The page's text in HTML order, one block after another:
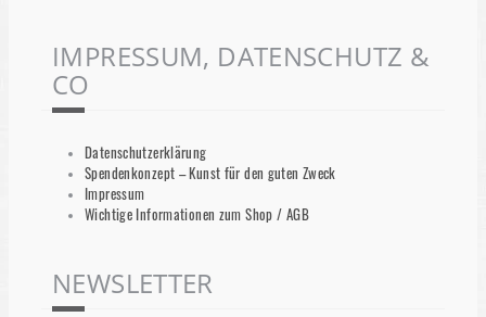
IMPRESSUM, DATENSCHUTZ &
CO
Datenschutzerklärung
Spendenkonzept – Kunst für den guten Zweck
Impressum
Wichtige Informationen zum Shop / AGB
NEWSLETTER